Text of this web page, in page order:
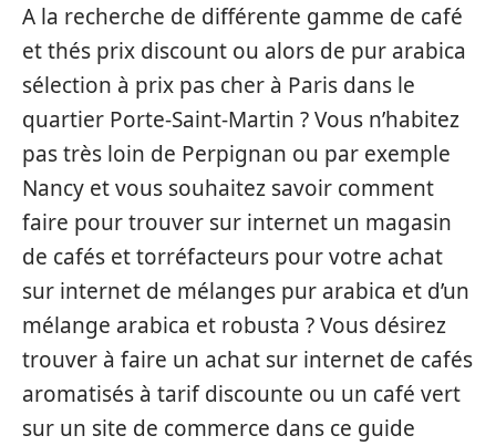
A la recherche de différente gamme de café
et thés prix discount ou alors de pur arabica
sélection à prix pas cher à Paris dans le
quartier Porte-Saint-Martin ? Vous n’habitez
pas très loin de Perpignan ou par exemple
Nancy et vous souhaitez savoir comment
faire pour trouver sur internet un magasin
de cafés et torréfacteurs pour votre achat
sur internet de mélanges pur arabica et d’un
mélange arabica et robusta ? Vous désirez
trouver à faire un achat sur internet de cafés
aromatisés à tarif discounte ou un café vert
sur un site de commerce dans ce guide